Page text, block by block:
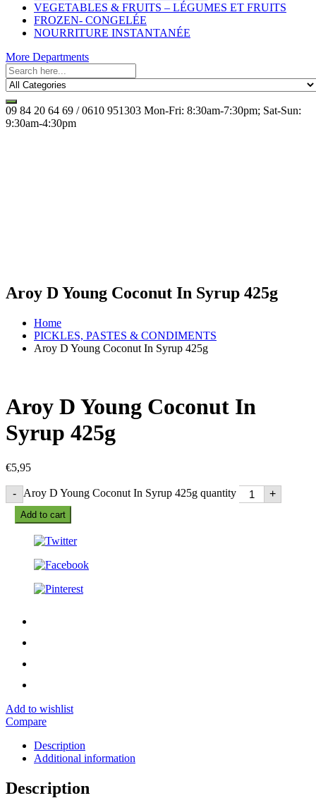
VEGETABLES & FRUITS – LÉGUMES ET FRUITS
FROZEN- CONGELÉE
NOURRITURE INSTANTANÉE
More Departments
09 84 20 64 69 / 0610 951303 Mon-Fri: 8:30am-7:30pm; Sat-Sun:
9:30am-4:30pm
Aroy D Young Coconut In Syrup 425g
Home
PICKLES, PASTES & CONDIMENTS
Aroy D Young Coconut In Syrup 425g
Aroy D Young Coconut In
Syrup 425g
€5,95
- Aroy D Young Coconut In Syrup 425g quantity +
Add to cart
Add to wishlist
Compare
Description
Additional information
Description